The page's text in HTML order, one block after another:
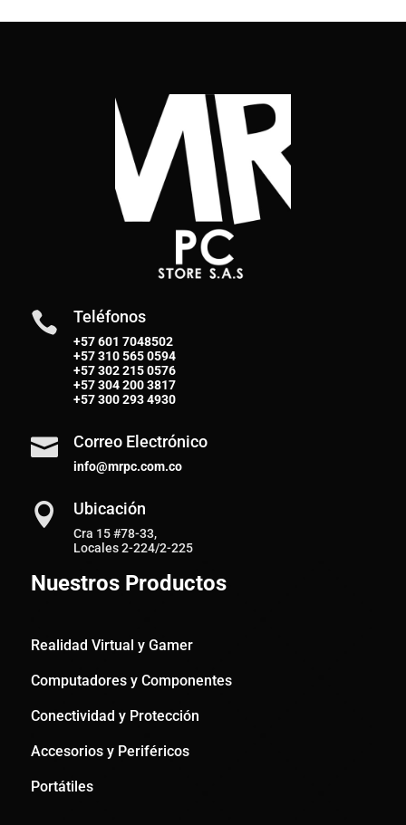
 Teléfonos
+57 601 7048502
+57310 565 0594
+57302 215 0576
+57304 200 3817
+57300 293 4930
 Correo Electrónico
info@mrpc.com.co
 Ubicación
Cra 15 #78-33,
Locales 2-224/2-225
Nuestros Productos
Realidad Virtual y Gamer
Computadores y Componentes
Conectividad y Protección
Accesorios y Periféricos
Portátiles